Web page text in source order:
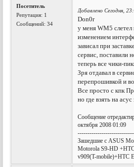
Посетитель
Репутация: 1
Сообщений: 34
Добавлено Сегодня,
Don0r
у меня WM5 слетел
изменением
зависал при
сервис, поставили
теперь все чики-
Зря отдавал в
перепрошивкой и
Все просто с кпк
но где взять на
Сообщение
октября 2008 01:09
Зашедшие с ASUS
Motorola S9-HD
v909(T-mobile)+HTC